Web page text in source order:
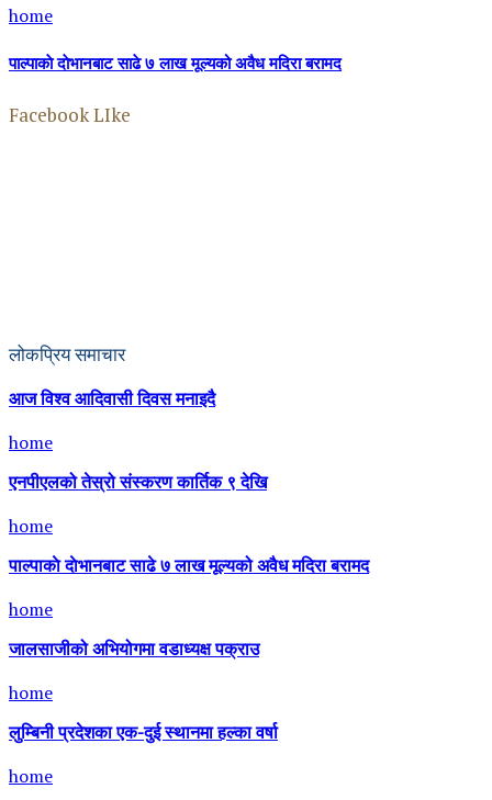
home
पाल्पाकाे दाेभानबाट साढे ७ लाख मूल्यको अवैध मदिरा बरामद
Facebook LIke
लोकप्रिय समाचार
आज विश्व आदिवासी दिवस मनाइदै
home
एनपीएलको तेस्रो संस्करण कार्तिक ९ देखि
home
पाल्पाकाे दाेभानबाट साढे ७ लाख मूल्यको अवैध मदिरा बरामद
home
जालसाजीको अभियोगमा वडाध्यक्ष पक्राउ
home
लुम्बिनी प्रदेशका एक-दुई स्थानमा हल्का वर्षा
home